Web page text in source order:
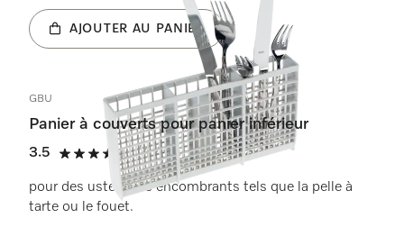
AJOUTER AU PANIER
GBU
Panier à couverts pour panier inférieur
3.5
3.5 étoiles sur 5
(4 Avis)
pour des ustensiles encombrants tels que la pelle à
tarte ou le fouet.